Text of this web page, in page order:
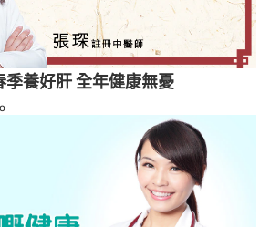
季養好肝 全年健康無憂